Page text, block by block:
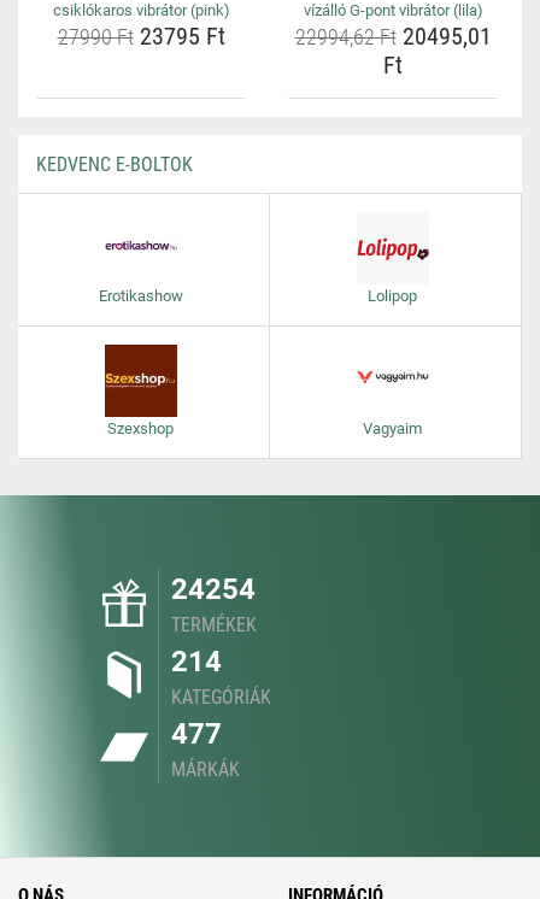
csiklókaros vibrátor (pink)
27990 Ft23795 Ft
vízálló G-pont vibrátor (lila)
22994,62 Ft20495,01
Ft
KEDVENC E-BOLTOK
Erotikashow Lolipop
Szexshop Vagyaim
24254
TERMÉKEK
214
KATEGÓRIÁK
477
MÁRKÁK